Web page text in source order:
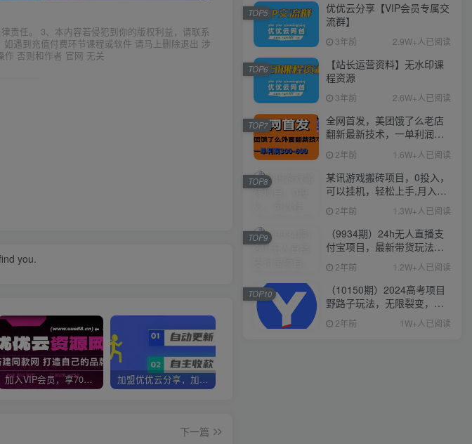
责任。 3、本内容若侵犯到你的版权利益，请联系
遇到充值付费环节课程或软件 请马上删除退出 涉
作 否则和作者 官网 无关
you.
加入VIP会员，享70%的推广提成，免费学习多种网上创业课程，菜鸟秒变大神！ 加盟优优云分享，加盟搭建同款知识付费资源网站，实现长期稳定被动收入~
下一篇
优优云分享【VIP会员专属交
流群】
3年前 2.9W+人已阅读
TOP5
【站长运营资料】无水印课
程资源
3年前 2.6W+人已阅读
TOP6
全网首发，美团饿了么老店
翻新最新技术，一单利润
300-600
2年前 1.6W+人已阅读
TOP7
某讯游戏搬砖项目，0投入，
可以挂机，轻松上手,月入
3000+上不封顶
2年前 1.3W+人已阅读
TOP8
（9934期）24h无人直播支
付宝项目，最新带货玩法，
纯躺赚实测日入500+
2年前 1.2W+人已阅读
TOP9
（10150期）2024高考项目
野路子玩法，无限裂变，最
高一天1W＋！
2年前 1W+人已阅读
TOP10